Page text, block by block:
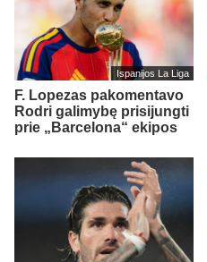
Ispanijos La Liga
F. Lopezas pakomentavo
Rodri galimybę prisijungti
prie „Barcelona“ ekipos